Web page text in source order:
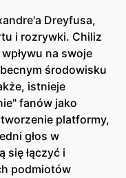
Dreyfusa,
i rozrywki. Chiliz
na swoje
środowisku
istnieje
fanów jako
platformy,
głos w
się łączyć i
podmiotów